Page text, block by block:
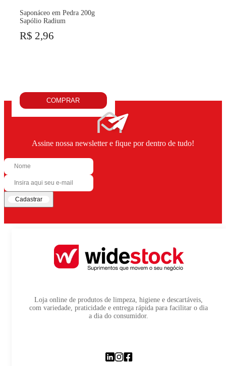
Saponáceo em Pedra 200g
Sapólio Radium
R$ 2,96
COMPRAR
Assine nossa newsletter e fique por dentro de tudo!
Cadastrar
Loja online de produtos de limpeza, higiene e descartáveis,
com variedade, praticidade e entrega rápida para facilitar o dia
a dia do consumidor.